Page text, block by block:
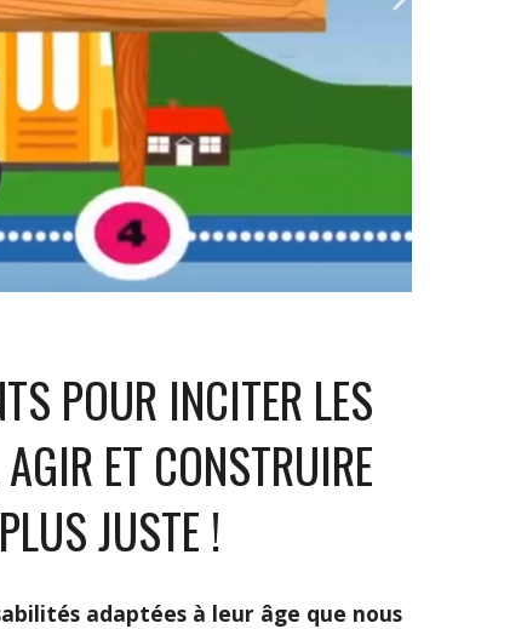
POUR INCITER LES
ET CONSTRUIRE
JUSTE !
adaptées à leur âge que nous